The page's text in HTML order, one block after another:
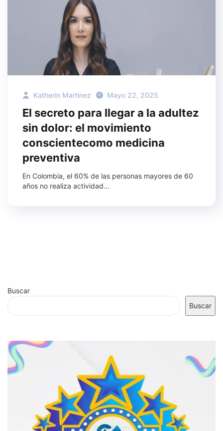
Katherin Martinez Mayo 22, 2025
El secreto para llegar a la adultez
sin dolor: el movimiento
conscientecomo medicina
preventiva
En Colombia, el 60% de las personas mayores de 60
años no realiza actividad...
Buscar
Buscar